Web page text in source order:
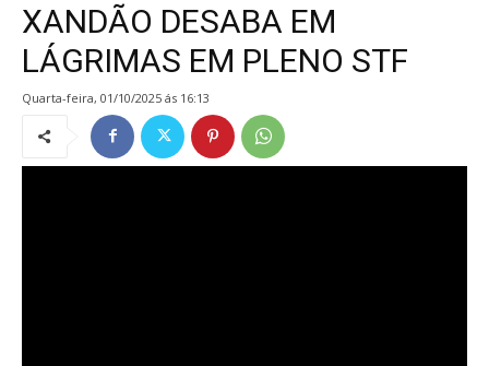
XANDÃO DESABA EM
LÁGRIMAS EM PLENO STF
quarta-feira, 01/10/2025 ás 16:13